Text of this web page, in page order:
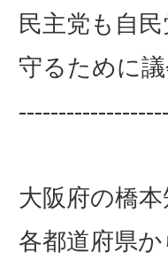
民主党も自
守るために
大阪府の橋
各都道府県